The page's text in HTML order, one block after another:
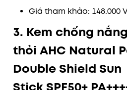
Giá tham khảo: 148.000
3. Kem chống
thỏi AHC Natural
Double Shield Sun